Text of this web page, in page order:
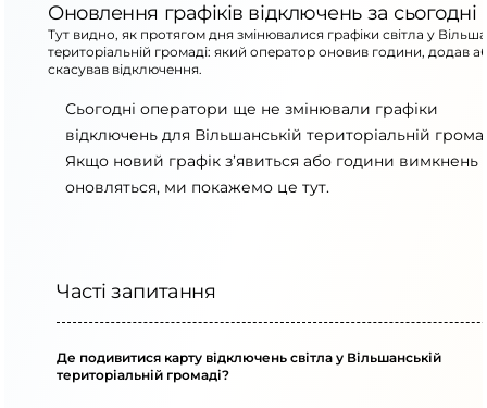
Оновлення графіків відключень за сьогодні
Тут видно, як протягом дня змінювалися графіки світла у
територіальній громаді: який оператор оновив години, додав
скасував відключення.
Сьогодні оператори ще не змінювали графіки
відключень для Вільшанській територіальній
Якщо новий графік з’явиться або години вимкнень
оновляться, ми покажемо це тут.
Часті запитання
Де подивитися карту відключень світла у Вільшанській
територіальній громаді?